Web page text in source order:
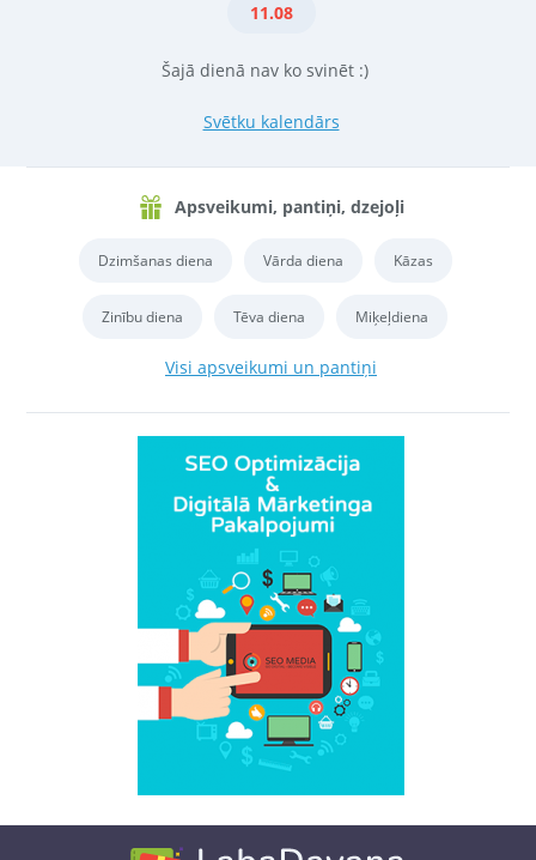
11.08
Šajā dienā nav ko svinēt :)
Svētku kalendārs
Apsveikumi, pantiņi, dzejoļi
Dzimšanas diena Vārda diena Kāzas
Zinību diena Tēva diena Miķeļdiena
Visi apsveikumi un pantiņi